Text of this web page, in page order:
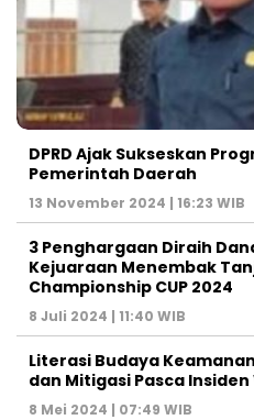
DPRD Ajak Sukseskan
Pemerintah Daerah
13 November 2024 | 16:23 WIB
3 Penghargaan Diraih
Kejuaraan Menembak
Championship CUP 2024
8 Juli 2024 | 11:40 WIB
Literasi Budaya
dan Mitigasi Pasca
8 Mei 2024 | 07:49 WIB